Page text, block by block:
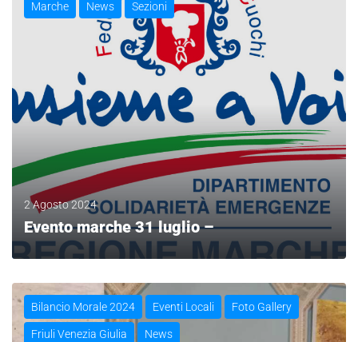
Marche News Sezioni
2 Agosto 2024
Evento marche 31 luglio –
LEGGI
Bilancio Morale 2024 Eventi Locali Foto Gallery
Friuli Venezia Giulia News